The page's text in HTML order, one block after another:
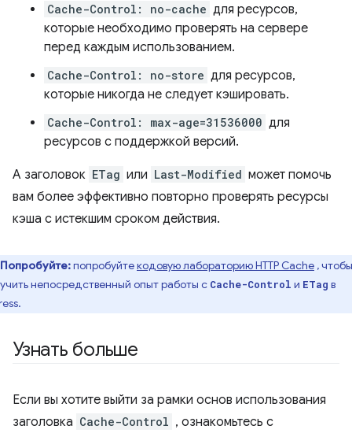
Cache-Control: no-cache для ресурсов,
которые необходимо проверять на сервере
перед каждым использованием.
Cache-Control: no-store для ресурсов,
которые никогда не следует кэшировать.
Cache-Control: max-age=31536000 для
ресурсов с поддержкой версий.
А заголовок ETag или Last-Modified может помочь
вам более эффективно повторно проверять ресурсы
кэша с истекшим сроком действия.
Попробуйте:попробуйтекодовую лабораторию HTTP Cache , чтобы
непосредственный опыт работы с Cache-Control и ETag в
Узнать больше
Если вы хотите выйти за рамки основ использования
заголовка Cache-Control , ознакомьтесь с